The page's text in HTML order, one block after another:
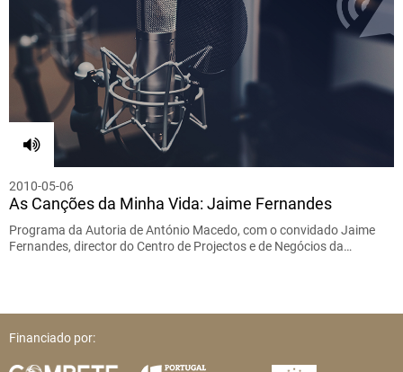
2010-05-06
As Canções da Minha Vida: Jaime Fernandes
Programa da Autoria de António Macedo, com o convidado Jaime
Fernandes, director do Centro de Projectos e de Negócios da…
Financiado por: